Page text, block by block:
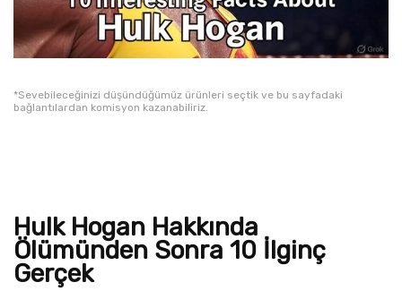
*Sevebileceğinizi düşündüğümüz ürünleri seçtik ve bu sayfadaki
bağlantılardan komisyon kazanabiliriz.
Hulk Hogan Hakkında
Ölümünden Sonra 10 İlginç
Gerçek